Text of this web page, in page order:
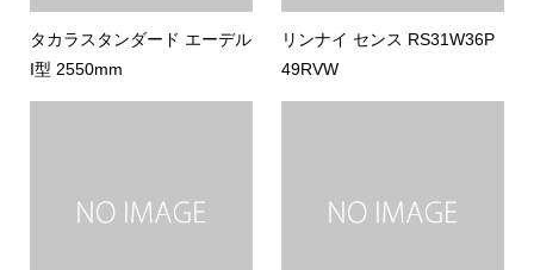
タカラスタンダード エーデル
I型 2550mm
リンナイ センス RS31W36P
49RVW